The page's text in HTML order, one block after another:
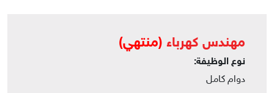
مهندس كهرباء (منتهي)
نوع الوظيفة:
دوام كامل